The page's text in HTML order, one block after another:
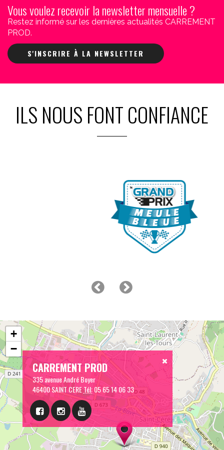
Vous voulez recevoir la newsletter mensuelle ?
Restez informé sur les dernières actualités CARREMENT
PROD.
S'INSCRIRE À LA NEWSLETTER
ILS NOUS FONT CONFIANCE
CARREMENT PROD
335 avenue André Boyer
46400 SAINT CERETél:05 65 14 06 33
+
−